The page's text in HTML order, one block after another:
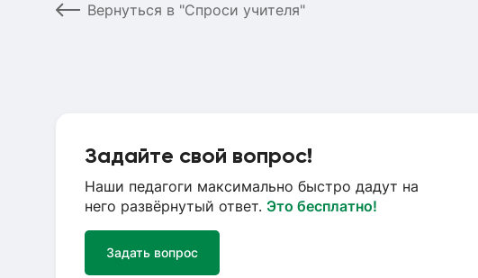
Вернуться в "Спроси учителя"
Задайте свой вопрос!
Наши педагоги максимально быстро дадут на
него развёрнутый ответ. Это бесплатно!
Задать вопрос